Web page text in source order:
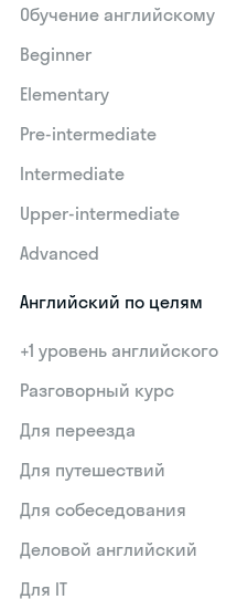
Обучение английскому
Beginner
Elementary
Pre-intermediate
Intermediate
Upper-intermediate
Advanced
Английский по целям
+1 уровень английского
Разговорный курс
Для переезда
Для путешествий
Для собеседования
Деловой английский
Для IT